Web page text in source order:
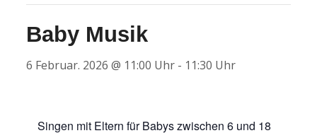
Baby Musik
6 Februar. 2026 @ 11:00 Uhr- 11:30 Uhr
Singen mit Eltern für Babys zwischen 6 und 18